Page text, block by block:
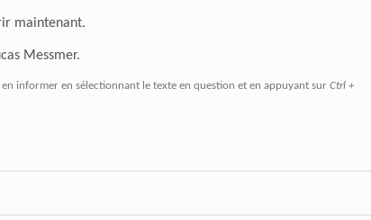
maintenant.
Messmer.
informer en sélectionnant le texte en question et en appuyant sur Ctrl +